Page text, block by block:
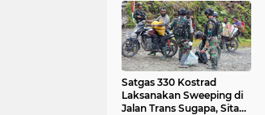
Satgas 330 Kostrad
Laksanakan Sweeping di
Jalan Trans Sugapa, Sita